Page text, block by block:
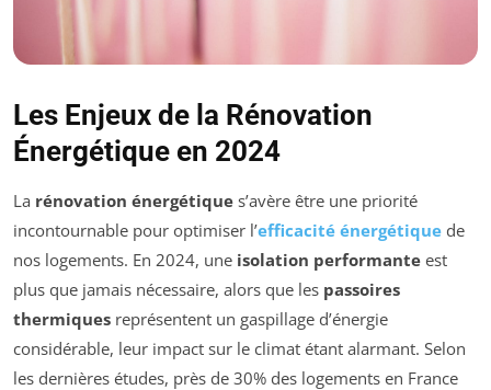
Les Enjeux de la Rénovation
Énergétique en 2024
La rénovation énergétique s’avère être une priorité
incontournable pour optimiser l’efficacité énergétique de
nos logements. En 2024, une isolation performante est
plus que jamais nécessaire, alors que les passoires
thermiques représentent un gaspillage d’énergie
considérable, leur impact sur le climat étant alarmant. Selon
les dernières études, près de 30% des logements en France